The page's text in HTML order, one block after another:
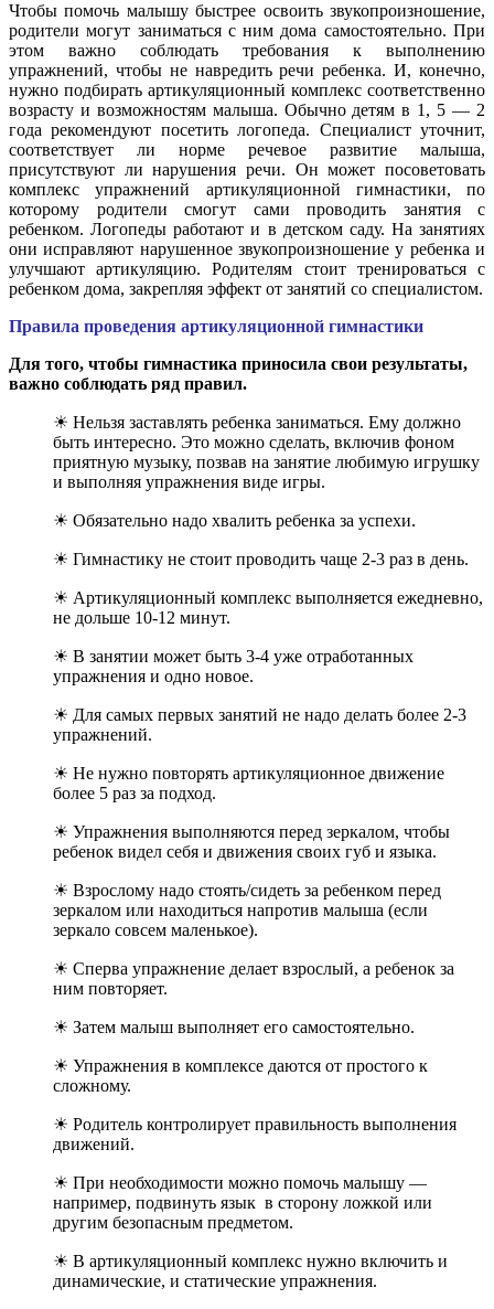
Чтобы помочь малышу быстрее освоить звукопроизношение,
родители могут заниматься с ним дома самостоятельно. При
этом важно соблюдать требования к выполнению
упражнений, чтобы не навредить речи ребенка. И, конечно,
нужно подбирать артикуляционный комплекс соответственно
возрасту и возможностям малыша. Обычно детям в 1, 5 — 2
года рекомендуют посетить логопеда. Специалист уточнит,
соответствует ли норме речевое развитие малыша,
присутствуют ли нарушения речи. Он может посоветовать
комплекс упражнений артикуляционной гимнастики, по
которому родители смогут сами проводить занятия с
ребенком. Логопеды работают и в детском саду. На занятиях
они исправляют нарушенное звукопроизношение у ребенка и
улучшают артикуляцию. Родителям стоит тренироваться с
ребенком дома, закрепляя эффект от занятий со специалистом.
Правила проведения артикуляционной гимнастики
Для того, чтобы гимнастика приносила свои результаты,
важно соблюдать ряд правил.
☀ Нельзя заставлять ребенка заниматься. Ему должно
быть интересно. Это можно сделать, включив фоном
приятную музыку, позвав на занятие любимую игрушку
и выполняя упражнения виде игры.
☀ Обязательно надо хвалить ребенка за успехи.
☀ Гимнастику не стоит проводить чаще 2-3 раз в день.
☀ Артикуляционный комплекс выполняется ежедневно,
не дольше 10-12 минут.
☀ В занятии может быть 3-4 уже отработанных
упражнения и одно новое.
☀ Для самых первых занятий не надо делать более 2-3
упражнений.
☀ Не нужно повторять артикуляционное движение
более 5 раз за подход.
☀ Упражнения выполняются перед зеркалом, чтобы
ребенок видел себя и движения своих губ и языка.
☀ Взрослому надо стоять/сидеть за ребенком перед
зеркалом или находиться напротив малыша (если
зеркало совсем маленькое).
☀ Сперва упражнение делает взрослый, а ребенок за
ним повторяет.
☀ Затем малыш выполняет его самостоятельно.
☀ Упражнения в комплексе даются от простого к
сложному.
☀ Родитель контролирует правильность выполнения
движений.
☀ При необходимости можно помочь малышу —
например, подвинуть язык в сторону ложкой или
другим безопасным предметом.
☀ В артикуляционный комплекс нужно включить и
динамические, и статические упражнения.